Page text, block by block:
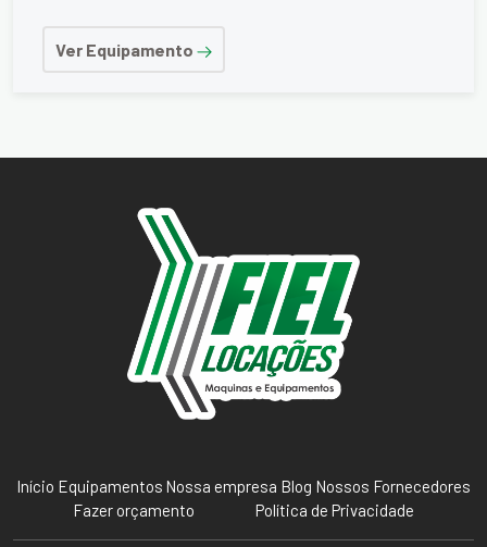
Ver Equipamento
Início Equipamentos Nossa empresa Blog Nossos Fornecedores
Fazer orçamento
Política de Privacidade